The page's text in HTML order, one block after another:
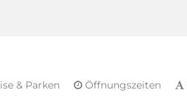
& Parken
Öffnungszeiten